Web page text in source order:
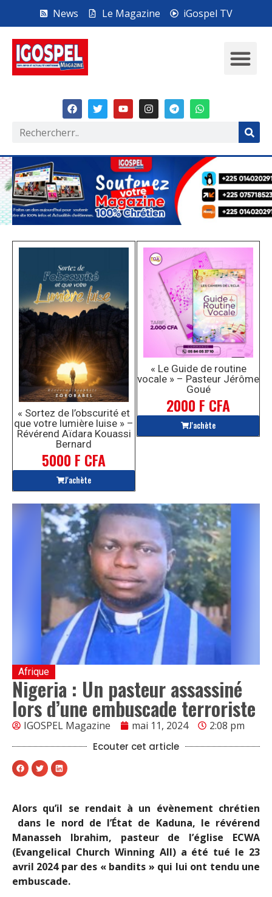
News Le Magazine iGospel TV
« Sortez de l’obscurité et
que votre lumière luise » –
Révérend Aïdara Kouassi
Bernard
5000 F CFA
J'achète
« Le Guide de routine
vocale » – Pasteur Jérôme
Goué
2000 F CFA
J'achète
Afrique
Nigeria : Un pasteur assassiné
lors d’une embuscade terroriste
IGOSPEL Magazine mai 11, 2024 2:08 pm
Ecouter cet article
Alors qu’il se rendait à un évènement chrétien
dans le nord de l’État de Kaduna, le révérend
Manasseh Ibrahim, pasteur de l’église ECWA
(Evangelical Church Winning All) a été tué le 23
avril 2024 par des « bandits » qui lui ont tendu une
embuscade.